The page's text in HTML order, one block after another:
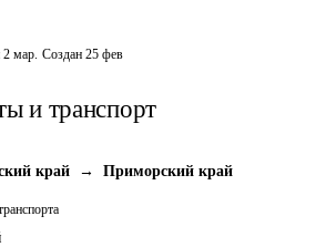
2 мар. Создан 25 фев
и транспорт
край → Приморский край